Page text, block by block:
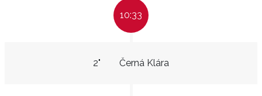
10:33
Černá Klára
2"